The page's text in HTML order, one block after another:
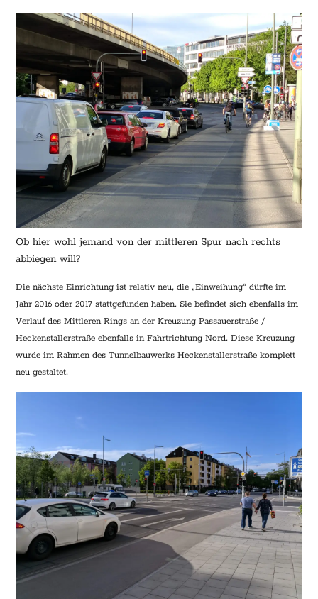
Ob hier wohl jemand von der mittleren Spur nach rechts
abbiegen will?
Die nächste Einrichtung ist relativ neu, die „Einweihung“ dürfte im
Jahr 2016 oder 2017 stattgefunden haben. Sie befindet sich ebenfalls im
Verlauf des Mittleren Rings an der Kreuzung Passauerstraße /
Heckenstallerstraße ebenfalls in Fahrtrichtung Nord. Diese Kreuzung
wurde im Rahmen des Tunnelbauwerks Heckenstallerstraße komplett
neu gestaltet.